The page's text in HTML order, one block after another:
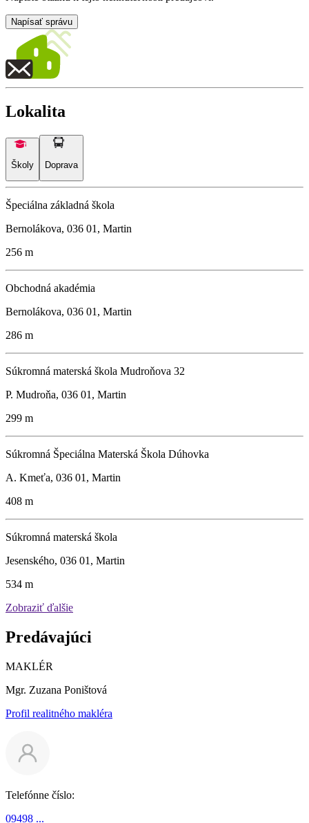
Napísať správu
Lokalita
Školy Doprava
Špeciálna základná škola
Bernolákova, 036 01, Martin
256 m
Obchodná akadémia
Bernolákova, 036 01, Martin
286 m
Súkromná materská škola Mudroňova 32
P. Mudroňa, 036 01, Martin
299 m
Súkromná Špeciálna Materská Škola Dúhovka
A. Kmeťa, 036 01, Martin
408 m
Súkromná materská škola
Jesenského, 036 01, Martin
534 m
Zobraziť ďalšie
Predávajúci
MAKLÉR
Mgr. Zuzana Poništová
Profil realitného makléra
Telefónne číslo:
09498 ...